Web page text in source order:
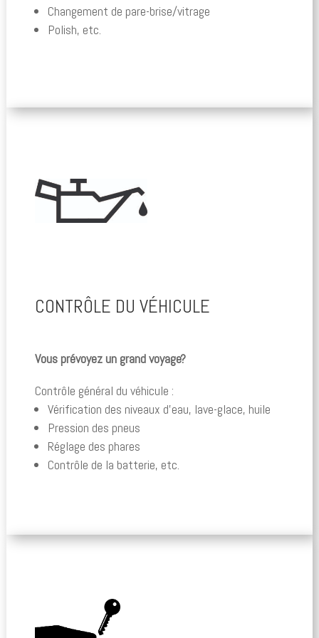
Changement de pare-brise/vitrage
Polish, etc.
CONTRÔLE DU VÉHICULE
Vous prévoyez un grand voyage?
Contrôle général du véhicule :
Vérification des niveaux d’eau, lave-glace, huile
Pression des pneus
Réglage des phares
Contrôle de la batterie, etc.